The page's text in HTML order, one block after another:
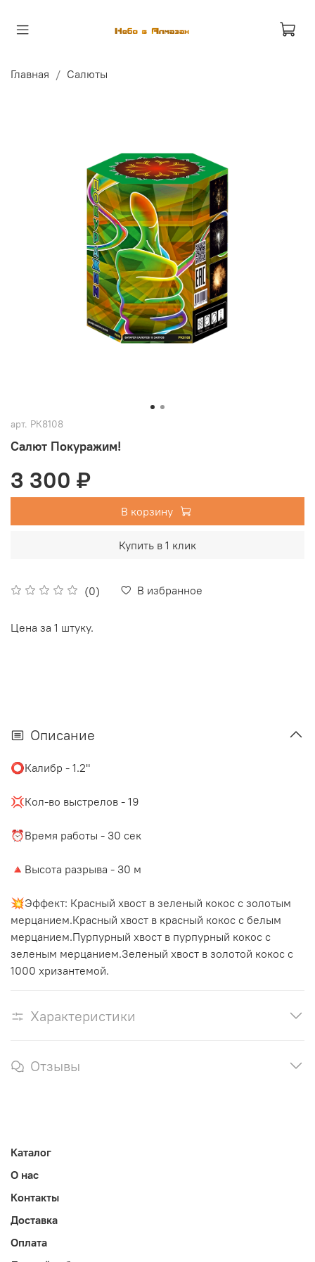
Главная Салюты
арт. РК8108
Салют Покуражим!
(0) В избранное
3 300 ₽
В корзину
Купить в 1 клик
Цена за 1 штуку.
Описание
⭕️Калибр - 1.2"
💢Кол-во выстрелов - 19
⏰Время работы - 30 сек
🔺Высота разрыва - 30 м
💥Эффект: Красный хвост в зеленый кокос с золотым
мерцанием.Красный хвост в красный кокос с белым
мерцанием.Пурпурный хвост в пурпурный кокос с
зеленым мерцанием.Зеленый хвост в золотой кокос с
1000 хризантемой.
Характеристики
Отзывы
Каталог
О нас
Контакты
Доставка
Оплата